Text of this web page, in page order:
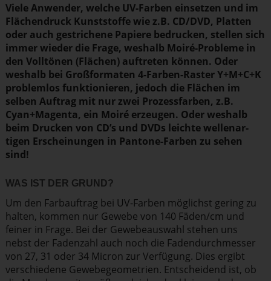
Viele Anwender, welche UV-Farben einsetzen und im
Flächen­druck Kunststoffe wie z.B. CD/DVD, Platten
oder auch gestrichene Papiere bedrucken, stellen sich
immer wieder die Frage, weshalb Moiré-Probleme in
den Volltönen (Flächen) auftreten können. Oder
weshalb bei Großfor­maten 4-Farben-Raster Y+M+C+K
problemlos funktio­nieren, jedoch die Flächen im
selben Auftrag mit nur zwei Prozess­farben, z.B.
Cyan+Magenta, ein Moiré erzeugen. Oder weshalb
beim Drucken von CD’s und DVDs leichte wellen­ar­
tigen Erschei­nungen in Pantone-Farben zu sehen
sind!
WAS IST DER GRUND?
Um den Farbauftrag bei UV-Farben möglichst gering zu
halten, kommen nur Gewebe von 140 Fäden/cm und
feiner in Frage. Bei der Gewebe­auswahl stehen uns
nebst der Fadenzahl auch noch die Faden­durch­messer
von 27, 31 oder 34 Micron zur Verfügung. Dies ergibt
verschiedene Gewebe­geo­me­trien. Entscheidend ist, ob